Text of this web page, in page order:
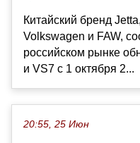
Китайский бренд
Volkswagen и FAW,
российском рынке
и VS7 с 1 октября 2...
20:55, 25 Июн